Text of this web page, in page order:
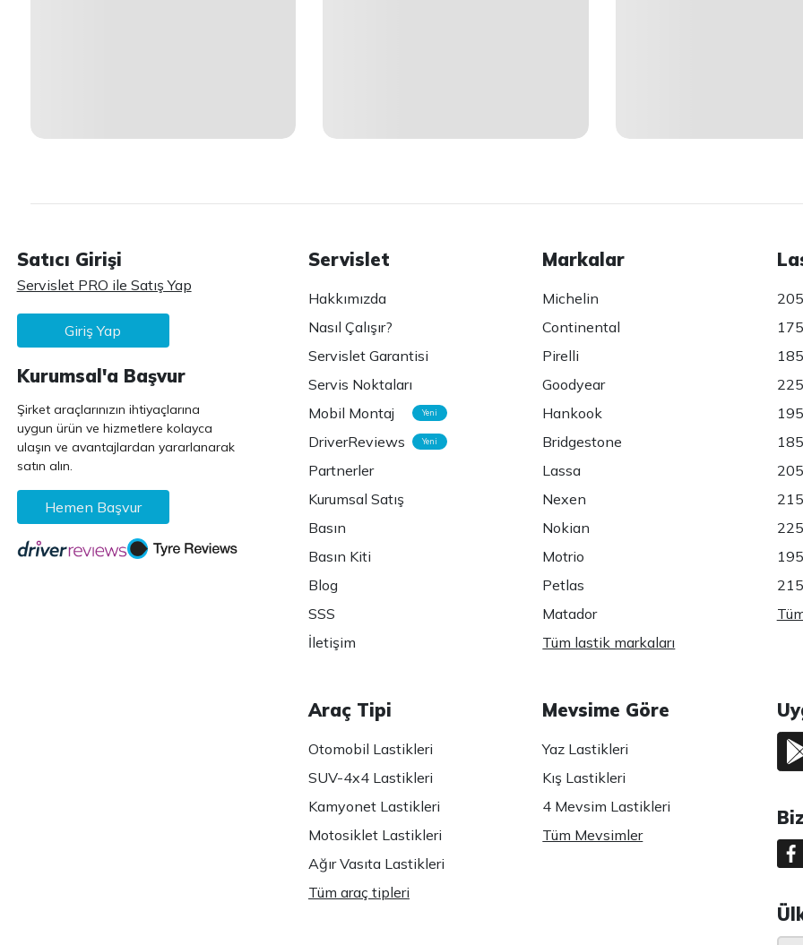
Satıcı Girişi
Servislet PRO ile Satış Yap
Giriş Yap
Kurumsal'a Başvur
Şirket araçlarınızın ihtiyaçlarına
uygun ürün ve hizmetlere kolayca
ulaşın ve avantajlardan yararlanarak
satın alın.
Hemen Başvur
Servislet
Hakkımızda
Nasıl Çalışır?
Servislet Garantisi
Servis Noktaları
Mobil Montaj
Yeni
DriverReviews Yeni
Partnerler
Kurumsal Satış
Basın
Basın Kiti
Blog
SSS
İletişim
Markalar
Michelin
Continental
Pirelli
Goodyear
Hankook
Bridgestone
Lassa
Nexen
Nokian
Motrio
Petlas
Matador
Tüm lastik markaları
Araç Tipi
Otomobil Lastikleri
SUV-4x4 Lastikleri
Kamyonet Lastikleri
Motosiklet Lastikleri
Ağır Vasıta Lastikleri
Tüm araç tipleri
Mevsime Göre
Yaz Lastikleri
Kış Lastikleri
4 Mevsim Lastikleri
Tüm Mevsimler